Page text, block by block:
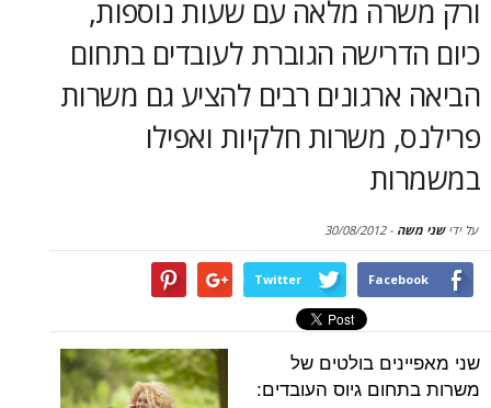
מלאה עם שעות נוספות,
הגוברת לעובדים בתחום
רבים להציע גם משרות
משרות חלקיות ואפילו
-
30/08/2012
Twitter
בולטים של
גיוס העובדים: